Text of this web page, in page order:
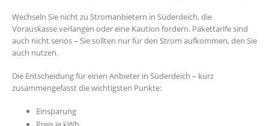
Wechseln Sie nicht zu Stromanbietern in Süderdeich, die
Vorauskasse verlangen oder eine Kaution fordern. Pakettarife sind
auch nicht seriös – Sie sollten nur für den Strom aufkommen, den Sie
auch nutzen.
Die Entscheidung für einen Anbieter in Süderdeich – kurz
zusammengefasst die wichtigsten Punkte:
Einsparung